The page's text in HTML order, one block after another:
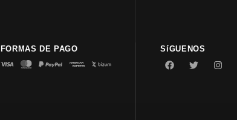
FORMAS DE PAGO SíGUENOS